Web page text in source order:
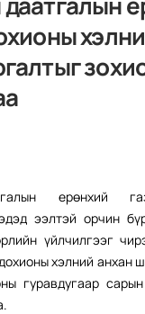
ерөнхий
ээлтэй орчин
үйлчилгээг
хэлний анхан
гуравдугаар